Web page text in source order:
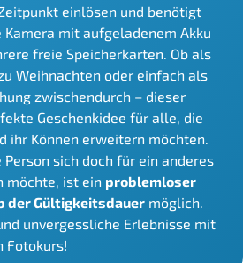
einlösen und benötigt
mit aufgeladenem Akku
freie Speicherkarten. Ob als
Weihnachten oder einfach als
zwischendurch – dieser
Geschenkidee für alle, die
ihr Können erweitern möchten.
sich doch für ein anderes
möchte, ist ein problemloser
der Gültigkeitsdauer möglich.
unvergessliche Erlebnisse mit
Fotokurs!